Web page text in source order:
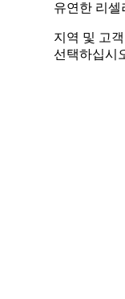
유연한 리셀
지역 및 고
선택하십시